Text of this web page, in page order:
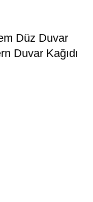
Düz Duvar
Duvar Kağıdı